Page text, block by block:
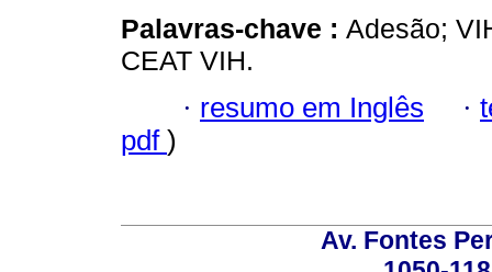
Palavras-chave : Adesão;
CEAT VIH.
· resumo em Inglês ·
pdf )
Av. Fontes